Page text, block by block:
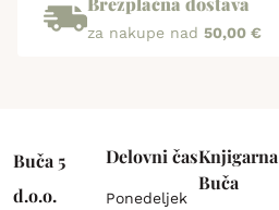
za nakupe nad 50,00 €
Buča 5
d.o.o.
Delovni čas
Ponedeljek
Knjigarna
Buča